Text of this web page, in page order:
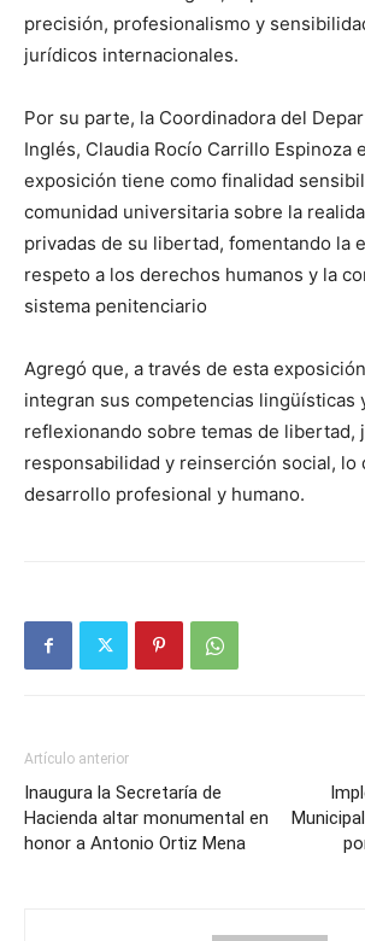
precisión, profesionalismo y
jurídicos internacionales.
Por su parte, la Coordinadora del
Inglés, Claudia Rocío Carrillo Espinoza
exposición tiene como finalidad
comunidad universitaria sobre la
privadas de su libertad, fomentando la
respeto a los derechos humanos y la
sistema penitenciario
Agregó que, a través de esta
integran sus competencias lingüísticas
reflexionando sobre temas de libertad,
responsabilidad y reinserción social, lo
desarrollo profesional y humano.
Artículo anterior
Inaugura la Secretaría de
Hacienda altar monumental en
honor a Antonio Ortiz Mena